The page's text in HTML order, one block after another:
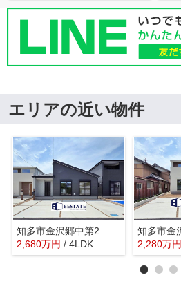
エリアの近い物件
2,680万円 / 4LDK
2,280万円